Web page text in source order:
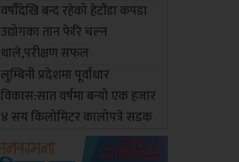
वर्षौंदेखि बन्द रहेको हेटौंडा कपडा
उद्योगका तान फेरि चल्न
थाले,परीक्षण सफल
लुम्बिनी प्रदेशमा पूर्वाधार
विकास:सात वर्षमा बन्यो एक हजार
४ सय किलोमिटर कालोपत्रे सडक